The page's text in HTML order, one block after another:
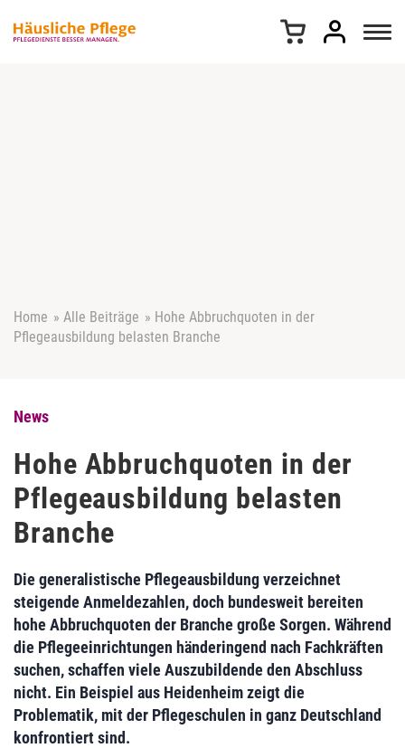
Home » Alle Beiträge » Hohe Abbruchquoten in der
Pflegeausbildung belasten Branche
News
Hohe Abbruchquoten in der
Pflegeausbildung belasten
Branche
Die generalistische Pflegeausbildung verzeichnet
steigende Anmeldezahlen, doch bundesweit bereiten
hohe Abbruchquoten der Branche große Sorgen. Während
die Pflegeeinrichtungen händeringend nach Fachkräften
suchen, schaffen viele Auszubildende den Abschluss
nicht. Ein Beispiel aus Heidenheim zeigt die
Problematik, mit der Pflegeschulen in ganz Deutschland
konfrontiert sind.